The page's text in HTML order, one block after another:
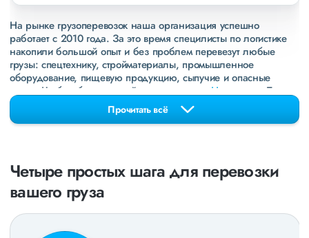
На рынке грузоперевозок наша организация успешно
работает с 2010 года. За это время специлисты по логистике
накопили большой опыт и без проблем перевезут любые
грузы: спецтехнику, стройматериалы, промышленное
оборудование, пищевую продукцию, сыпучие и опасные
грузы. Чтобы убедиться зайдите в раздел
«Наш опыт»
. Там
свежие примеры перевозок, которые обновляются несколько
раз в неделю. Также недавно мы запустили новые
направления вДНРиЛНР. Предоставляем все стандартные
экспедирование. За каждым клиентом закреплен менеджер,
который сообщит о текущем статусе вашего груза. Чтобы
получить коммерческое предложение заполните форму на
РФ).
Прочитать всё
Четыре простых шага для перевозки
вашего груза